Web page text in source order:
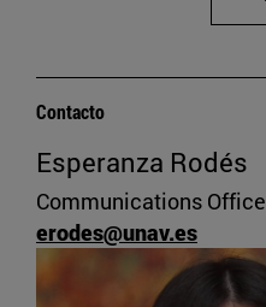
Contacto
Esperanza Rodés
Communications Office
erodes@unav.es